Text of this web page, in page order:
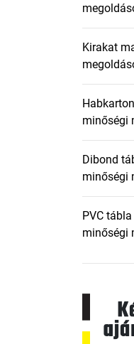
Kirakat
minőségi
Dibond
minőségi
PVC
minőségi